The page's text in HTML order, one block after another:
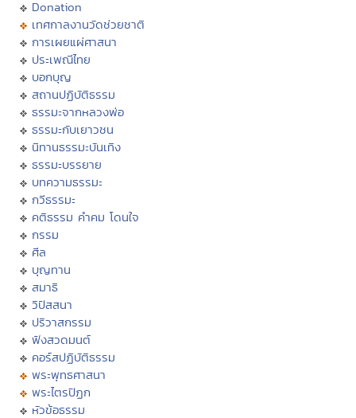
Donation
เทศกาลงานวัดช่วยชาติ
การเผยแผ่ศาสนา
ประเพณีไทย
บอกบุญ
สถานปฏิบัติธรรม
ธรรมะจากหลวงพ่อ
ธรรมะกับเยาวชน
นิทานธรรมะบันเทิง
ธรรมะบรรยาย
บทความธรรมะ
กวีธรรมะ
คติธรรม คำคม โดนใจ
กรรม
ศีล
บุญทาน
สมาธิ
วิปัสสนา
ปริวาสกรรม
ฟังสวดมนต์
คอร์สปฏิบัติธรรม
พระพุทธศาสนา
พระไตรปิฏก
หัวข้อธรรม